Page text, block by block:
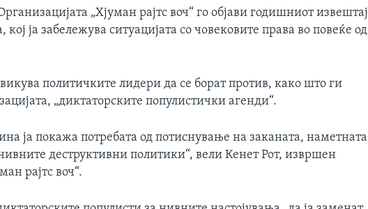
„Хјуман рајтс воч“ го објави годишниот извештај
кој ја забележува ситуацијата со човековите права во повеќе од
политичките лидери да се борат против, како што ги
„диктаторските популистички агенди“.
ја покажа потребата од потиснување на заканата, наметната
деструктивни политики“, вели Кенет Рот, извршен
рајтс воч“.